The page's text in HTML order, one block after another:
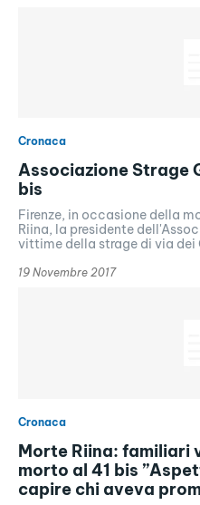
Cronaca
Associazione Strage
bis
Firenze, in occasione della
Riina, la presidente
vittime della strage di via dei
19 Novembre 2017
Cronaca
Morte Riina: familiari
morto al 41 bis
capire chi aveva